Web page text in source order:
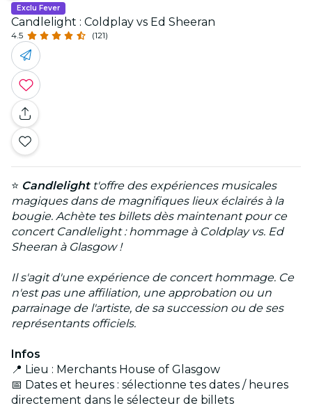
Exclu Fever
Candlelight : Coldplay vs Ed Sheeran
4.5 (121)
⭐ Candlelightt'offre des expériences musicales
magiques dans de magnifiques lieux éclairés à la
bougie. Achète tes billets dès maintenant pour ce
concert Candlelight : hommage à Coldplay vs. Ed
Sheeran à Glasgow !
Il s'agit d'une expérience de concert hommage. Ce
n'est pas une affiliation, une approbation ou un
parrainage de l'artiste, de sa succession ou de ses
représentants officiels.
Infos
📍 Lieu : Merchants House of Glasgow
📅 Dates et heures : sélectionne tes dates / heures
directement dans le sélecteur de billets